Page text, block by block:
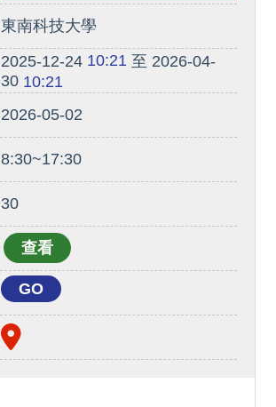
東南科技大學
2025-12-2410:21至 2026-04-
3010:21
2026-05-02
8:30~17:30
30
GO